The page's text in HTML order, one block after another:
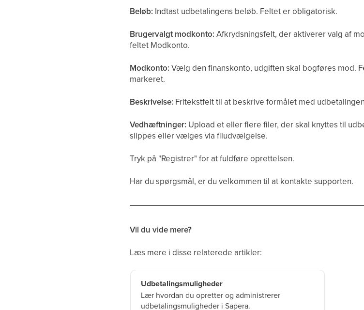
Beløb: Indtast udbetalingens beløb. Feltet er obligatorisk.
Brugervalgt modkonto: Afkrydsningsfelt, der aktiverer valg af
feltet Modkonto.
Modkonto: Vælg den finanskonto, udgiften skal bogføres mod.
markeret.
Beskrivelse: Fritekstfelt til at beskrive formålet med
Vedhæftninger: Upload et eller flere filer, der skal knyttes til
slippes eller vælges via filudvælgelse.
Tryk på "Registrer" for at fuldføre oprettelsen.
Har du spørgsmål, er du velkommen til at kontakte supporten.
Vil du vide mere?
Læs mere i disse relaterede artikler:
Udbetalingsmuligheder
Lær hvordan du opretter og administrerer
udbetalingsmuligheder i Sapera.